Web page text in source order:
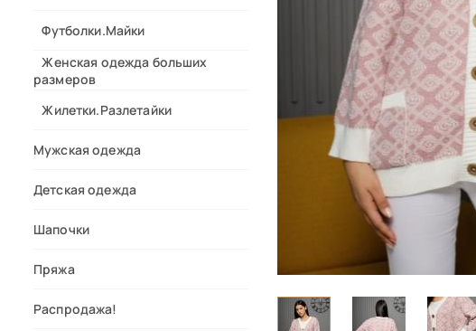
Футболки.Майки
Женская одежда больших
размеров
Жилетки.Разлетайки
Мужская одежда
Детская одежда
Шапочки
Пряжа
Распродажа!